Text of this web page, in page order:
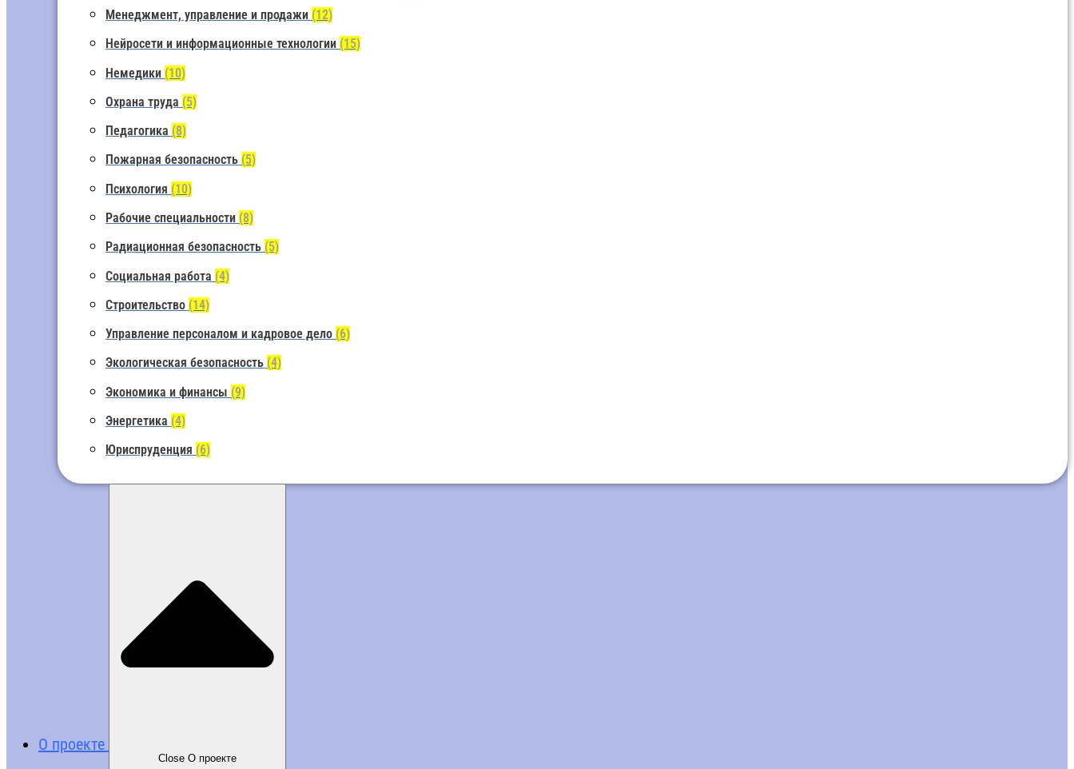
Менеджмент, управление и продажи (12)
Нейросети и информационные технологии (15)
Немедики (10)
Охрана труда (5)
Педагогика (8)
Пожарная безопасность (5)
Психология (10)
Рабочие специальности (8)
Радиационная безопасность (5)
Социальная работа (4)
Строительство (14)
Управление персоналом и кадровое дело (6)
Экологическая безопасность (4)
Экономика и финансы (9)
Энергетика (4)
Юриспруденция (6)
О проекте
Close О проекте